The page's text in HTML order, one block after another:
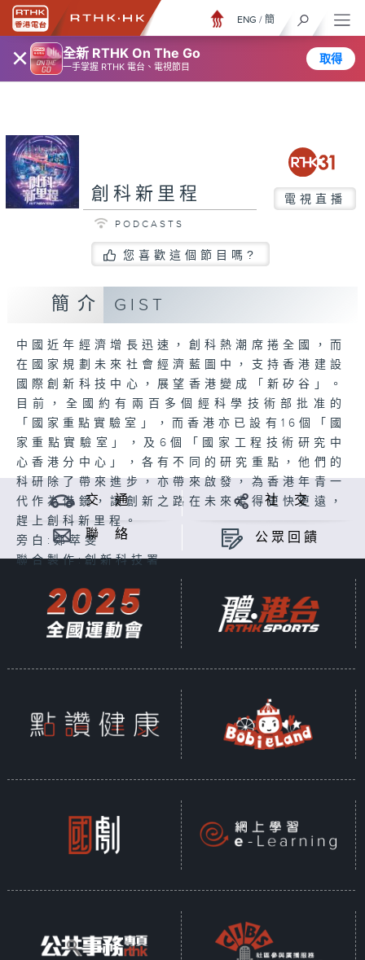
× 全新 RTHK On The Go
一手掌握 RTHK 電台、電視節目
取得
ENG / 簡
創科新里程 電視直播
PODCASTS
您喜歡這個節目嗎?
簡介 GIST
中國近年經濟增長迅速，創科熱潮席捲全國，而
在國家規劃未來社會經濟藍圖中，支持香港建設
國際創新科技中心，展望香港變成「新矽谷」。
目前，全國約有兩百多個經科學技術部批准的
「國家重點實驗室」，而香港亦已設有16個「國
家重點實驗室」，及6個「國家工程技術研究中
心香港分中心」，各有不同的研究重點，他們的
科研除了帶來進步，亦帶來啟發，為香港年青一
代作為借鏡，讓創新之路在未來走得更快更遠，
趕上創科新里程。
旁白:鄭萃雯
聯合製作:創新科技署
交 通 社 交
聯 絡 公眾回饋